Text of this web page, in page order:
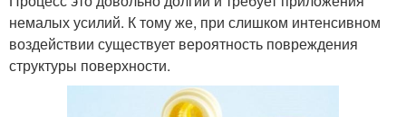
немалых усилий. К тому же, при слишком интенсивном
воздействии существует вероятность повреждения
структуры поверхности.